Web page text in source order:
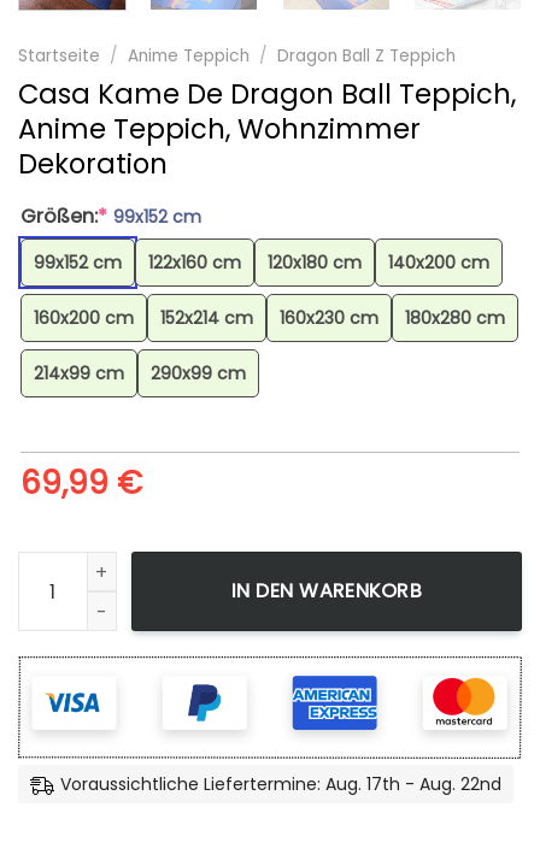
Startseite / Anime Teppich / Dragon Ball Z Teppich
Casa Kame De Dragon Ball Teppich,
Anime Teppich, Wohnzimmer
Dekoration
Größen:* 99x152 cm
99x152 cm
122x160 cm 120x180 cm 140x200 cm
160x200 cm 152x214 cm 160x230 cm 180x280 cm
214x99 cm 290x99 cm
69,99 €
Casa Kame De Dragon Ball Teppich, Anime Teppich,
IN DEN WARENKORB
Voraussichtliche Liefertermine: Aug. 17th - Aug. 22nd